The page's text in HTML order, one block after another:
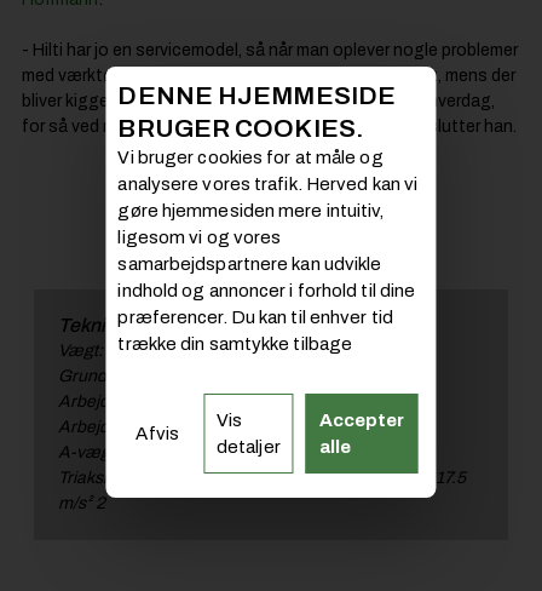
- Hilti har jo en servicemodel, så når man oplever nogle problemer
med værktøjet, ja så får man straks tilsendt noget nyt, mens der
bliver kigget på det gamle. Det er rigtigt rart i en travl hverdag,
for så ved man, at ens værktøj altid er klar til kamp, afslutter han.
Tekniske specifikationer:
Vægt: 4,1 kg
Grundmateriale: Metal, Træ
Arbejdsslag længde: 32 mm
Arbejdsslag hastighed: 2600 slagtilfælde / minut
A-vægtet afgivet lydtryksniveau 86 dB (A) 1
Triaksial vibrationsværdi ved pladeskæring (ah,B) 17.5
m/s² 2
DENNE HJEMMESIDE
BRUGER COOKIES.
Vi bruger cookies for at måle og
analysere vores trafik. Herved kan vi
gøre hjemmesiden mere intuitiv,
ligesom vi og vores
samarbejdspartnere kan udvikle
indhold og annoncer i forhold til dine
præferencer. Du kan til enhver tid
trække din samtykke tilbage
Afvis
Vis
detaljer
Accepter
alle